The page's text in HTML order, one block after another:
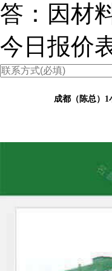
答：因材
今日报价
成都（陈总）1
凉山州（李经理
广安（祝总
成都（吴经理